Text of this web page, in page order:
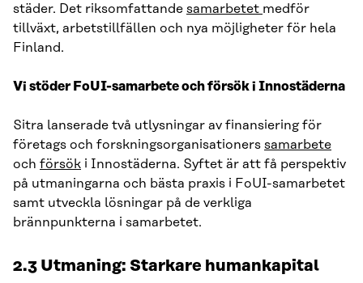
städer. Det riksomfattande samarbetet medför
tillväxt, arbetstillfällen och nya möjligheter för hela
Finland.
Vi stöder FoUI-samarbete och försök i Innostäderna
Sitra lanserade två utlysningar av finansiering för
företags och forskningsorganisationers samarbete
och försök i Innostäderna. Syftet är att få perspektiv
på utmaningarna och bästa praxis i FoUI-samarbetet
samt utveckla lösningar på de verkliga
brännpunkterna i samarbetet.
2.3 Utmaning: Starkare humankapital